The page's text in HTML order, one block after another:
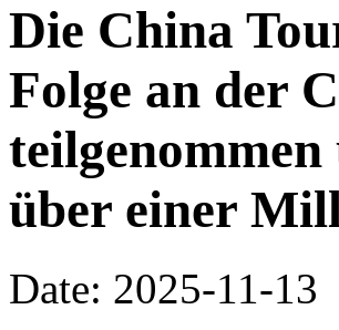
Die China
Folge an der
über einer
Date: 2025-11-13